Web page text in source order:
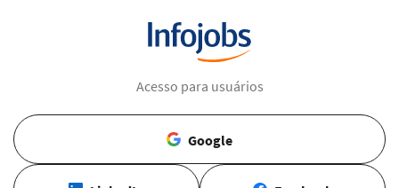
Acesso para usuários
Google